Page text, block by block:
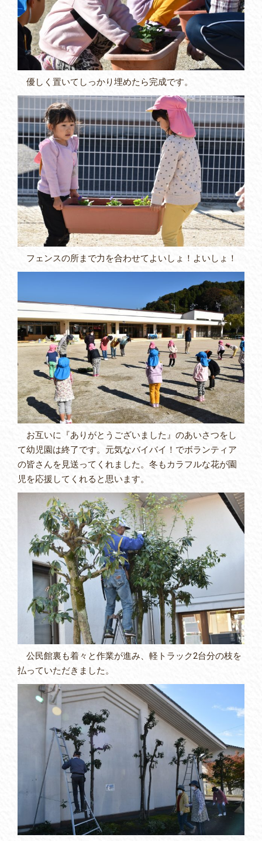
優しく置いてしっかり埋めたら完成です。
フェンスの所まで力を合わせてよいしょ！よいしょ！
お互いに『ありがとうございました』のあいさつをし
て幼児園は終了です。元気なバイバイ！でボランティア
の皆さんを見送ってくれました。冬もカラフルな花が園
児を応援してくれると思います。
公民館裏も着々と作業が進み、軽トラック2台分の枝を
払っていただきました。